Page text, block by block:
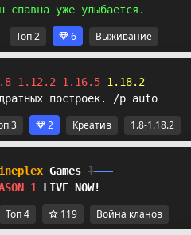
н спавна уже улыбается .
Топ 2 6 Выживание
1.12.2-1.16.5-1.18.2
построек. /p auto
3 2 Креатив 1.8-1.18.2
Games ]
1 LIVE NOW!
Топ 4 119 Война кланов